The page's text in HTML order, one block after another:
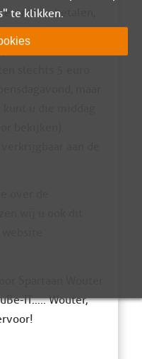
te betalen,
Nijkerk en de
via een
IT….. Wouter,
te klikken.